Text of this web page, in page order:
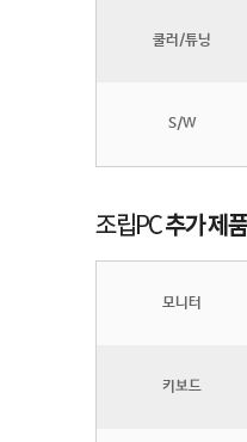
쿨러/튜닝
S/W
모니터
키보드